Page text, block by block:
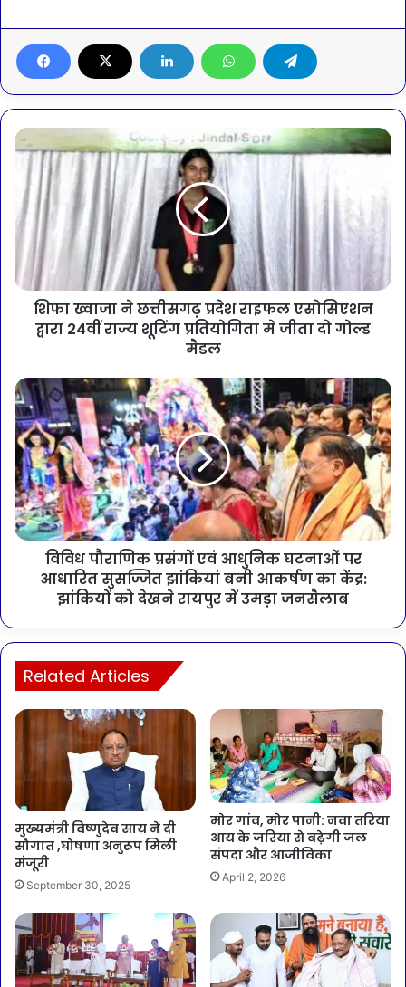
शिफा ख्वाजा ने छत्तीसगढ़ प्रदेश राइफल एसोसिएशन
द्वारा 24वीं राज्य शूटिंग प्रतियोगिता मे जीता दो गोल्ड
मैडल
विविध पौराणिक प्रसंगों एवं आधुनिक घटनाओं पर
आधारित सुसज्जित झांकियां बनी आकर्षण का केंद्र:
झांकियों को देखने रायपुर में उमड़ा जनसैलाब
Related Articles
मुख्यमंत्री विष्णुदेव साय ने दी
सौगात ,घोषणा अनुरूप मिली
मंजूरी
September 30, 2025
मोर गांव, मोर पानी: नवा तरिया
आय के जरिया से बढ़ेगी जल
संपदा और आजीविका
April 2, 2026